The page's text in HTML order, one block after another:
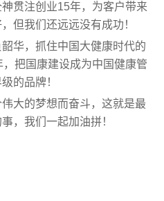
贯注创业15年，为客户带来
但我们还远远没有成功！
华，抓住中国大健康时代的
把国康建设成为中国健康管
的品牌！
大的梦想而奋斗，这就是最
，我们一起加油拼！